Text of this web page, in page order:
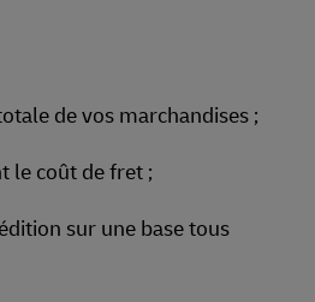
de vos marchandises ;
le coût de fret ;
sur une base tous